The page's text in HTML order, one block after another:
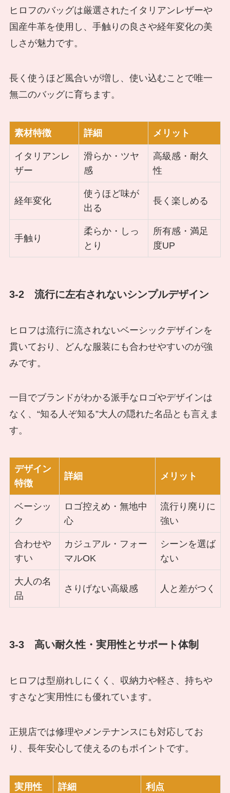
ヒロフのバッグは厳選されたイタリアンレザーや
国産牛革を使用し、手触りの良さや経年変化の美
しさが魅力です。
長く使うほど風合いが増し、使い込むことで唯一
無二のバッグに育ちます。
素材特徴 詳細 メリット
イタリアンレ
ザー
滑らか・ツヤ
感
高級感・耐久
性
経年変化
使うほど味が
出る
長く楽しめる
手触り
柔らか・しっ
とり
所有感・満足
度UP
3-2 流行に左右されないシンプルデザイン
ヒロフは流行に流されないベーシックデザインを
貫いており、どんな服装にも合わせやすいのが強
みです。
一目でブランドがわかる派手なロゴやデザインは
なく、“知る人ぞ知る”大人の隠れた名品とも言えま
す。
デザイン
特徴
詳細 メリット
ベーシッ
ク
ロゴ控えめ・無地中
心
流行り廃りに
強い
合わせや
すい
カジュアル・フォー
マルOK
シーンを選ば
ない
大人の名
品
さりげない高級感 人と差がつく
3-3 高い耐久性・実用性とサポート体制
ヒロフは型崩れしにくく、収納力や軽さ、持ちや
すさなど実用性にも優れています。
正規店では修理やメンテナンスにも対応してお
り、長年安心して使えるのもポイントです。
実用性 詳細 利点